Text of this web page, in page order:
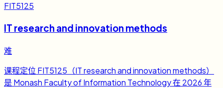
FIT5125
IT research and innovation methods
难
课程定位 FIT5125（IT research and innovation methods）
是 Monash Faculty of Information Technology 在 2026 年